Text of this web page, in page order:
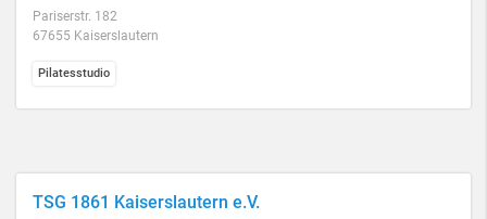
Pariserstr. 182
67655 Kaiserslautern
Pilatesstudio
TSG 1861 Kaiserslautern e.V.